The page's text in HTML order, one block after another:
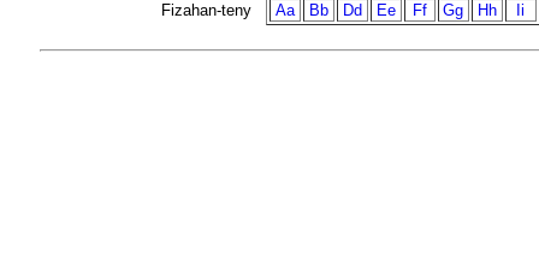
Fizahan-teny Aa Bb Dd Ee Ff Gg Hh Ii